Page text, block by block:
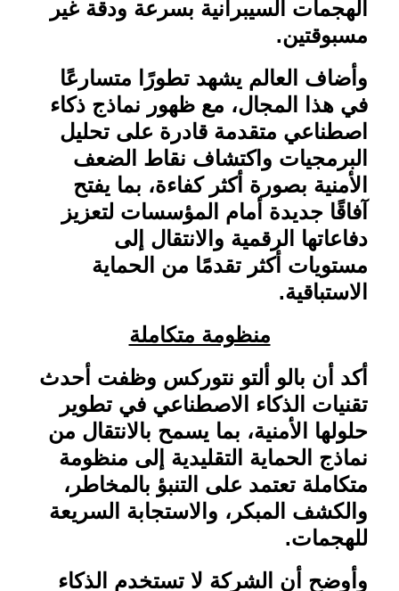
الهجمات السيبرانية بسرعة ودقة غير
مسبوقتين.
وأضاف العالم يشهد تطورًا متسارعًا
في هذا المجال، مع ظهور نماذج ذكاء
اصطناعي متقدمة قادرة على تحليل
البرمجيات واكتشاف نقاط الضعف
الأمنية بصورة أكثر كفاءة، بما يفتح
آفاقًا جديدة أمام المؤسسات لتعزيز
دفاعاتها الرقمية والانتقال إلى
مستويات أكثر تقدمًا من الحماية
الاستباقية.
منظومة متكاملة
أكد أن بالو ألتو نتوركس وظفت أحدث
تقنيات الذكاء الاصطناعي في تطوير
حلولها الأمنية، بما يسمح بالانتقال من
نماذج الحماية التقليدية إلى منظومة
متكاملة تعتمد على التنبؤ بالمخاطر،
والكشف المبكر، والاستجابة السريعة
للهجمات.
وأوضح أن الشركة لا تستخدم الذكاء